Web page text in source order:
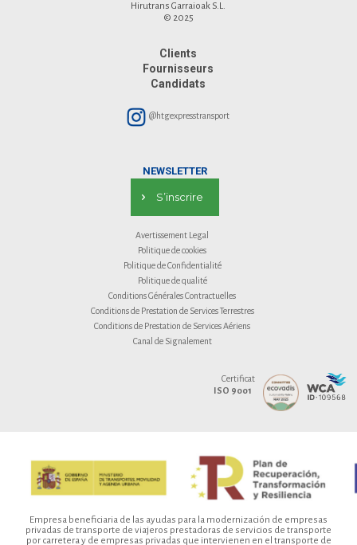
Hirutrans Garraioak S.L.
© 2025
Clients
Fournisseurs
Candidats
@htgexpresstransport
NEWSLETTER
S’inscrire
Avertissement Legal
Politique de cookies
Politique de Confidentialité
Politique de qualité
Conditions Générales Contractuelles
Conditions de Prestation de Services Terrestres
Conditions de Prestation de Services Aériens
Canal de Signalement
Certificat
ISO 9001
Empresa beneficiaria de las ayudas para la modernización de empresas
privadas de transporte de viajeros prestadoras de servicios de transporte
por carretera y de empresas privadas que intervienen en el transporte de